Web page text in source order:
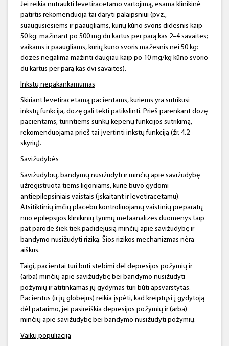
Jei reikia nutraukti levetiracetamo vartojimą, esama klinikinė
patirtis rekomenduoja tai daryti palaipsniui (pvz.,
suaugusiesiems ir paaugliams, kurių kūno svoris didesnis kaip
50 kg: mažinant po 500 mg du kartus per parą kas 2–4 savaites;
vaikams ir paaugliams, kurių kūno svoris mažesnis nei 50 kg:
dozės negalima mažinti daugiau kaip po 10 mg/kg kūno svorio
du kartus per parą kas dvi savaites).
Inkstų nepakankamumas
Skiriant levetiracetamą pacientams, kuriems yra sutrikusi
inkstų funkcija, dozę gali tekti patikslinti. Prieš parenkant dozę
pacientams, turintiems sunkų kepenų funkcijos sutrikimą,
rekomenduojama prieš tai įvertinti inkstų funkciją (žr. 4.2
skyrių).
Savižudybės
Savižudybių, bandymų nusižudyti ir minčių apie savižudybę
užregistruota tiems ligoniams, kurie buvo gydomi
antiepilepsiniais vaistais (įskaitant ir levetiracetamu).
Atsitiktinių imčių placebu kontroliuojamų vaistinių preparatų
nuo epilepsijos klinikinių tyrimų metaanalizės duomenys taip
pat parodė šiek tiek padidėjusią minčių apie savižudybę ir
bandymo nusižudyti riziką. Šios rizikos mechanizmas nėra
aiškus.
Taigi, pacientai turi būti stebimi dėl depresijos požymių ir
(arba) minčių apie savižudybę bei bandymo nusižudyti
požymių ir atitinkamas jų gydymas turi būti apsvarstytas.
Pacientus (ir jų globėjus) reikia įspėti, kad kreiptųsi į gydytoją
dėl patarimo, jei pasireiškia depresijos požymių ir (arba)
minčių apie savižudybę bei bandymo nusižudyti požymių.
Vaikų populiacija